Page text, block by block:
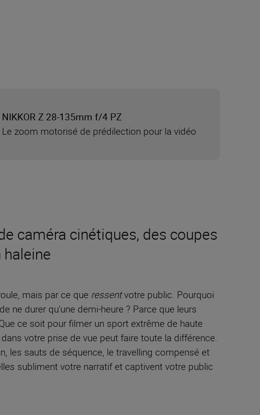
caméra cinétiques, des coupes
mais par ce que ressentvotre public. Pourquoi
ne durer qu'une demi-heure ? Parce que leurs
ce soit pour filmer un sport extrême de haute
votre prise de vue peut faire toute la différence.
les sauts de séquence, le travelling compensé et
subliment votre narratif et captivent votre public
NIKKOR Z 28-135mm f/4 PZ
Le zoom motorisé de prédilection pour la vidéo